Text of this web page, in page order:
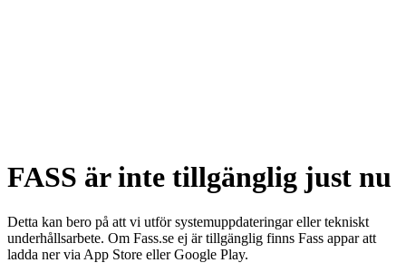
FASS är inte tillgänglig just nu
Detta kan bero på att vi utför systemuppdateringar eller tekniskt
underhållsarbete. Om Fass.se ej är tillgänglig finns Fass appar att
ladda ner via App Store eller Google Play.